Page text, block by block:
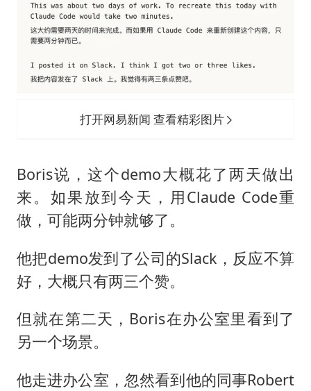
打开网易新闻 查看精彩图片
Boris说，这个demo大概花了两天做出
来。如果放到今天，用Claude Code重
做，可能两分钟就够了。
他把demo发到了公司的Slack，反应不算
好，大概只有两三个赞。
但就在第二天，Boris在办公室里看到了
另一个场景。
他走进办公室，忽然看到他的同事Robert